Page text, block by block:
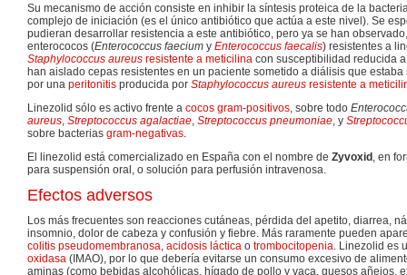
Su mecanismo de acción consiste en inhibir la síntesis proteica de la
complejo de iniciación (es el único antibiótico que actúa a este nivel). Se
pudieran desarrollar resistencia a este antibiótico, pero ya se han
enterococos (Enterococcus faecium y Enterococcus faecalis) resistentes a
Staphylococcus aureus resistente a meticilina con susceptibilidad reducida
han aislado cepas resistentes en un paciente sometido a diálisis que
por una peritonitis producida por Staphylococcus aureus resistente a
Linezolid sólo es activo frente a cocos gram-positivos, sobre todo
aureus, Streptococcus agalactiae, Streptococcus pneumoniae, y
sobre bacterias gram-negativas.
El linezolid está comercializado en España con el nombre de Zyvoxid , en
para suspensión oral, o solución para perfusión intravenosa.
Efectos adversos
Los más frecuentes son reacciones cutáneas, pérdida del apetito, diarrea,
insomnio, dolor de cabeza y confusión y fiebre. Más raramente pueden
colitis pseudomembranosa, acidosis láctica o trombocitopenia. Linezolid es
oxidasa (IMAO), por lo que debería evitarse un consumo excesivo de
aminas (como bebidas alcohólicas, hígado de pollo y vaca, quesos añejos,